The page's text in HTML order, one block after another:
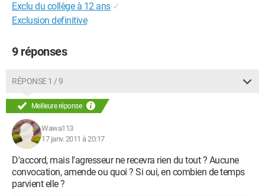
Exclu du collège à 12 ans ✓
Exclusion definitive
9 réponses
RÉPONSE 1 / 9
Meilleure réponse
Wawa113
17 janv. 2011 à 20:17
D'accord, mais l'agresseur ne recevra rien du tout ? Aucune
convocation, amende ou quoi ? Si oui, en combien de temps
parvient elle ?